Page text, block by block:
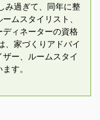
み過ぎて、同年に整
ムスタイリスト、
ィネーターの資格
、家づくりアドバイ
ー、ルームスタイ
す。